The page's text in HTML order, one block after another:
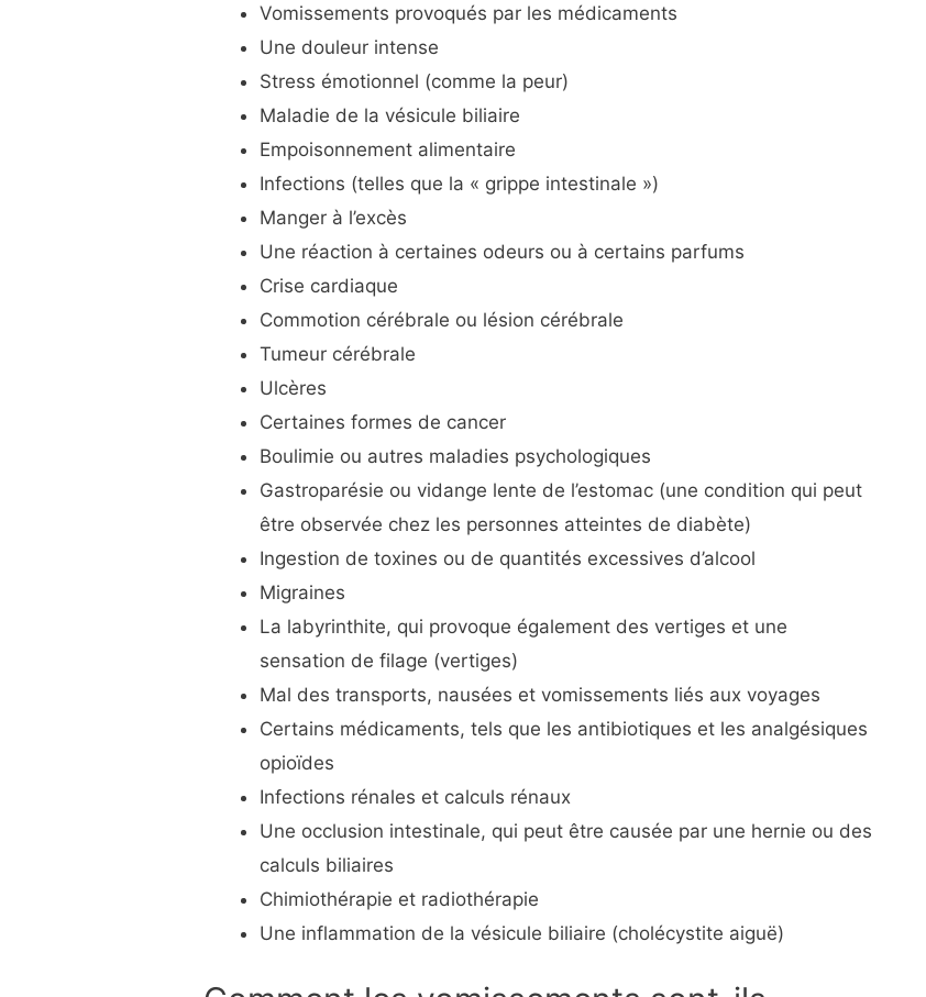
Vomissements provoqués par les médicaments
Une douleur intense
Stress émotionnel (comme la peur)
Maladie de la vésicule biliaire
Empoisonnement alimentaire
Infections (telles que la « grippe intestinale »)
Manger à l’excès
Une réaction à certaines odeurs ou à certains parfums
Crise cardiaque
Commotion cérébrale ou lésion cérébrale
Tumeur cérébrale
Ulcères
Certaines formes de cancer
Boulimie ou autres maladies psychologiques
Gastroparésie ou vidange lente de l’estomac (une condition qui peut
être observée chez les personnes atteintes de diabète)
Ingestion de toxines ou de quantités excessives d’alcool
Migraines
La labyrinthite, qui provoque également des vertiges et une
sensation de filage (vertiges)
Mal des transports, nausées et vomissements liés aux voyages
Certains médicaments, tels que les antibiotiques et les analgésiques
opioïdes
Infections rénales et calculs rénaux
Une occlusion intestinale, qui peut être causée par une hernie ou des
calculs biliaires
Chimiothérapie et radiothérapie
Une inflammation de la vésicule biliaire (cholécystite aiguë)